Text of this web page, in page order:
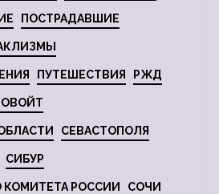
ПОСТРАДАВШИЕ
ПУТЕШЕСТВИЯ РЖД
СЕВАСТОПОЛЯ
СИБУР
РОССИИ СОЧИ